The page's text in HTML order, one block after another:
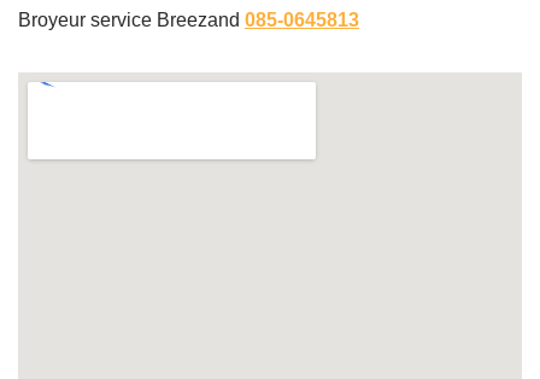
Broyeur service Breezand 085-0645813